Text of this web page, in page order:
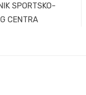
SPORTSKO-
CENTRA